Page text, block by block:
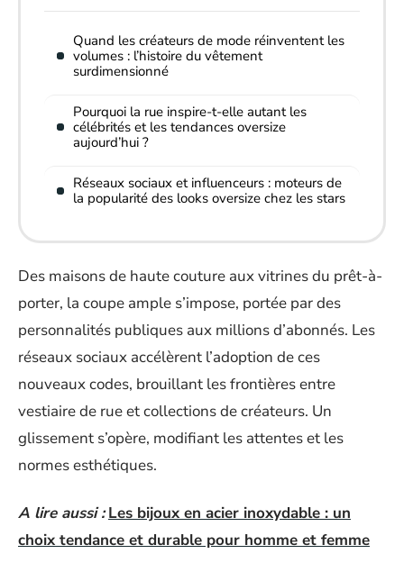
Quand les créateurs de mode réinventent les
volumes : l’histoire du vêtement
surdimensionné
Pourquoi la rue inspire-t-elle autant les
célébrités et les tendances oversize
aujourd’hui ?
Réseaux sociaux et influenceurs : moteurs de
la popularité des looks oversize chez les stars
Des maisons de haute couture aux vitrines du prêt-à-
porter, la coupe ample s’impose, portée par des
personnalités publiques aux millions d’abonnés. Les
réseaux sociaux accélèrent l’adoption de ces
nouveaux codes, brouillant les frontières entre
vestiaire de rue et collections de créateurs. Un
glissement s’opère, modifiant les attentes et les
normes esthétiques.
A lire aussi : Les bijoux en acier inoxydable : un
choix tendance et durable pour homme et femme